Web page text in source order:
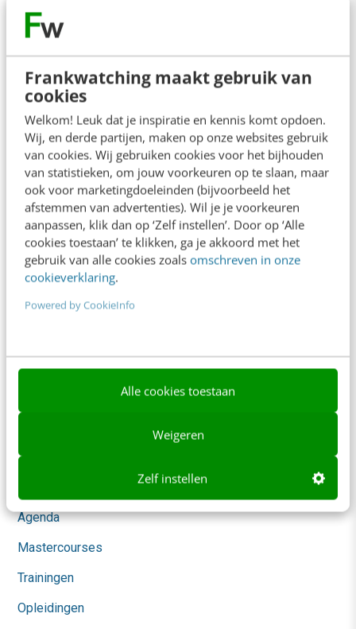
Frankwatching maakt gebruik van
cookies
Welkom! Leuk dat je inspiratie en kennis komt opdoen.
Wij, en derde partijen, maken op onze websites gebruik
van cookies. Wij gebruiken cookies voor het bijhouden
van statistieken, om jouw voorkeuren op te slaan, maar
ook voor marketingdoeleinden (bijvoorbeeld het
afstemmen van advertenties). Wil je je voorkeuren
aanpassen, klik dan op ‘Zelf instellen’. Door op ‘Alle
cookies toestaan’ te klikken, ga je akkoord met het
gebruik van alle cookies zoals omschreven in onze
cookieverklaring.
Powered by CookieInfo
Alle cookies toestaan
Weigeren
Zelf instellen
Adverteren
Nieuwsbrieven
Over ons
Ons team
Werken bij
Whitepapers
Blog
AI & Tech
Marketing
Themanieuwsbrieven
Agenda
Mastercourses
Trainingen
Opleidingen